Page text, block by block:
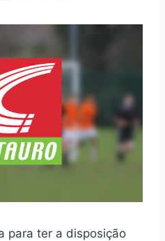
para ter a disposição